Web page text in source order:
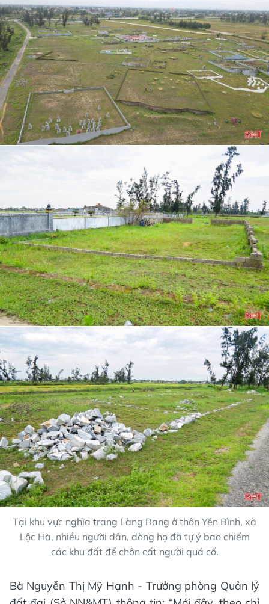
Tại khu vực nghĩa trang Làng Rang ở thôn Yên Bình, xã
Lộc Hà, nhiều người dân, dòng họ đã tự ý bao chiếm
các khu đất để chôn cất người quá cố.
Bà Nguyễn Thị Mỹ Hạnh - Trưởng phòng Quản lý